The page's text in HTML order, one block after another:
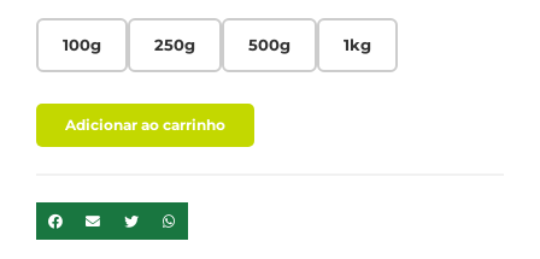
100g 250g 500g 1kg
Adicionar ao carrinho